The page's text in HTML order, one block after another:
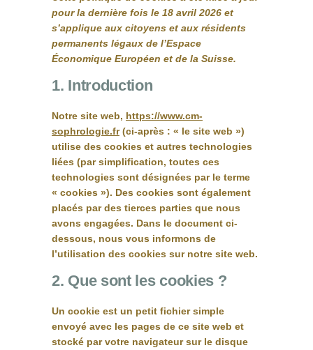
CONTACT
pour la dernière fois le 18 avril 2026 et
s’applique aux citoyens et aux résidents
permanents légaux de l’Espace
Économique Européen et de la Suisse.
1. Introduction
Notre site web, https://www.cm-
sophrologie.fr(ci-après : « le site web »)
utilise des cookies et autres technologies
liées (par simplification, toutes ces
technologies sont désignées par le terme
« cookies »). Des cookies sont également
placés par des tierces parties que nous
avons engagées. Dans le document ci-
dessous, nous vous informons de
l’utilisation des cookies sur notre site web.
2. Que sont les cookies ?
Un cookie est un petit fichier simple
envoyé avec les pages de ce site web et
stocké par votre navigateur sur le disque